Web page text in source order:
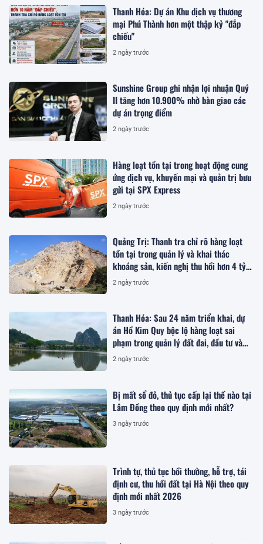
Thanh Hóa: Dự án Khu dịch vụ thương
mại Phú Thành hơn một thập kỷ "đắp
chiếu"
2 ngày trước
Sunshine Group ghi nhận lợi nhuận Quý
II tăng hơn 10.900% nhờ bàn giao các
dự án trọng điểm
2 ngày trước
Hàng loạt tồn tại trong hoạt động cung
ứng dịch vụ, khuyến mại và quản trị bưu
gửi tại SPX Express
2 ngày trước
Quảng Trị: Thanh tra chỉ rõ hàng loạt
tồn tại trong quản lý và khai thác
khoáng sản, kiến nghị thu hồi hơn 4 tỷ
đồng
2 ngày trước
Thanh Hóa: Sau 24 năm triển khai, dự
án Hồ Kim Quy bộc lộ hàng loạt sai
phạm trong quản lý đất đai, đầu tư và
quy hoạch
2 ngày trước
Bị mất sổ đỏ, thủ tục cấp lại thế nào tại
Lâm Đồng theo quy định mới nhất?
3 ngày trước
Trình tự, thủ tục bồi thường, hỗ trợ, tái
định cư, thu hồi đất tại Hà Nội theo quy
định mới nhất 2026
3 ngày trước